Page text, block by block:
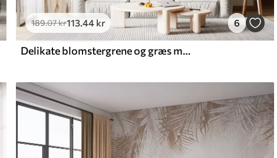
189.07kr113.44 kr 6
Delikate blomstergrene og græs med hvide, grå og beige blomster, der falder ned over en lys baggrund